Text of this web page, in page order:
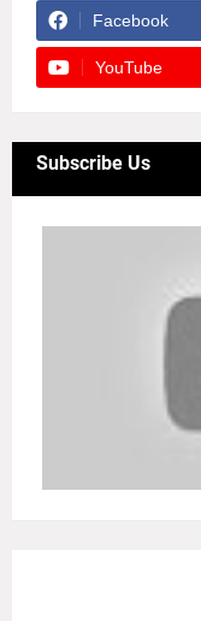
Facebook
YouTube
Subscribe Us